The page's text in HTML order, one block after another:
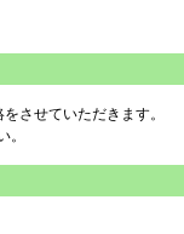
させていただきます。
。